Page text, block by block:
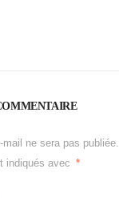
mail ne sera pas publiée.
indiqués avec
*